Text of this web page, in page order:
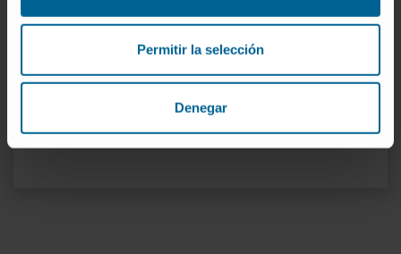
Permitir la selección
Denegar
psicológica y atendemos las necesidades que
animamos a que se acerquen a la asociación para
que vean el acompañamiento que les podemos
ofrecer”.